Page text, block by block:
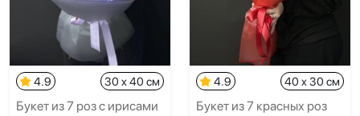
4.9 30 x 40 см
Букет из 7 роз с ирисами
4.9 40 x 30 см
Букет из 7 красных роз